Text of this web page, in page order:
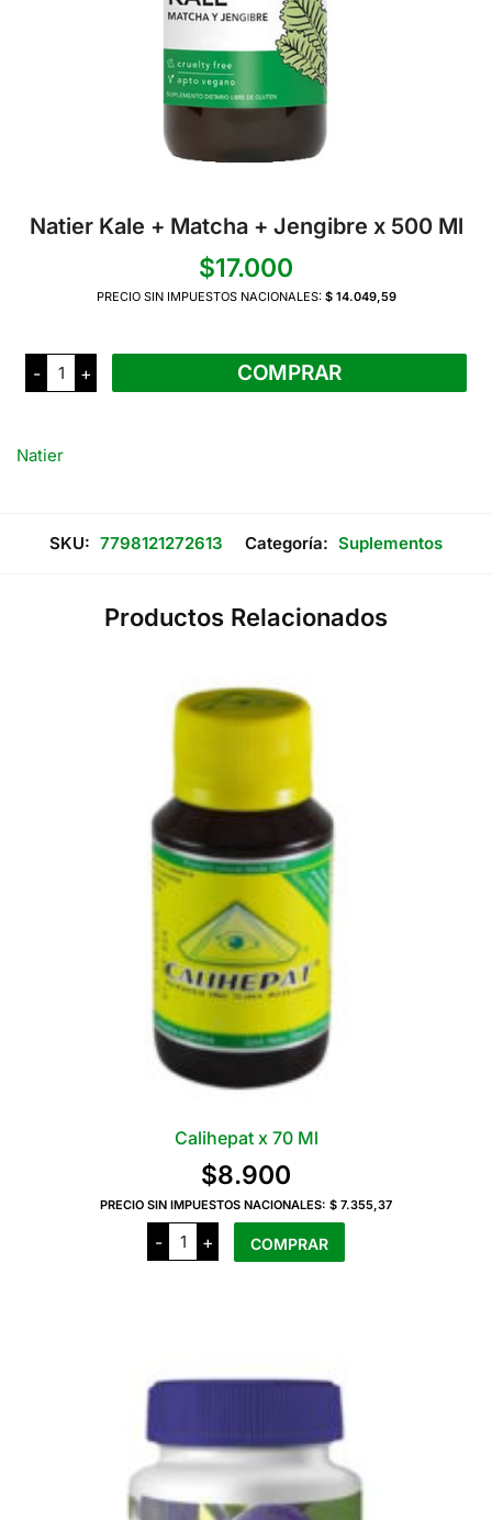
Natier Kale + Matcha + Jengibre x 500 Ml
$17.000
PRECIO SIN IMPUESTOS NACIONALES: $ 14.049,59
-
Natier
Kale
+
x
+ COMPRAR
Natier
SKU: 7798121272613 Categoría: Suplementos
Productos Relacionados
Calihepat x 70 Ml
$8.900
PRECIO SIN IMPUESTOS NACIONALES: $ 7.355,37
-
Calihepat
70
+ COMPRAR